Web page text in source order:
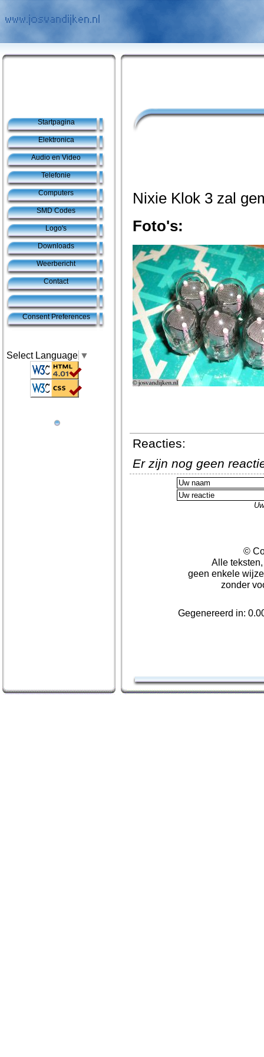
Startpagina
Elektronica
Audio en Video
Telefonie
Computers
SMD Codes
Logo's
Downloads
Weerbericht
Contact
Consent Preferences
Select Language ▼
Nixie Klok 3 zal
Foto's:
Reacties:
Er zijn nog geen
©
Alle
geen enkele
zonder
Gegenereerd in: